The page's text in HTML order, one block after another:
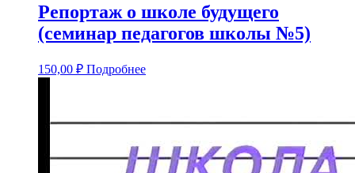
Репортаж о школе будущего
(семинар педагогов школы №5)
150,00 ₽ Подробнее